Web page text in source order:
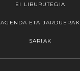
EI LIBURUTEGIA
AGENDA ETA JARDUERAK
SARIAK